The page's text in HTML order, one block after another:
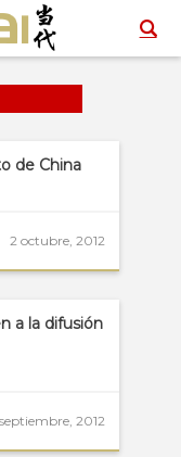
de China
2 octubre, 2012
a la difusión
2012